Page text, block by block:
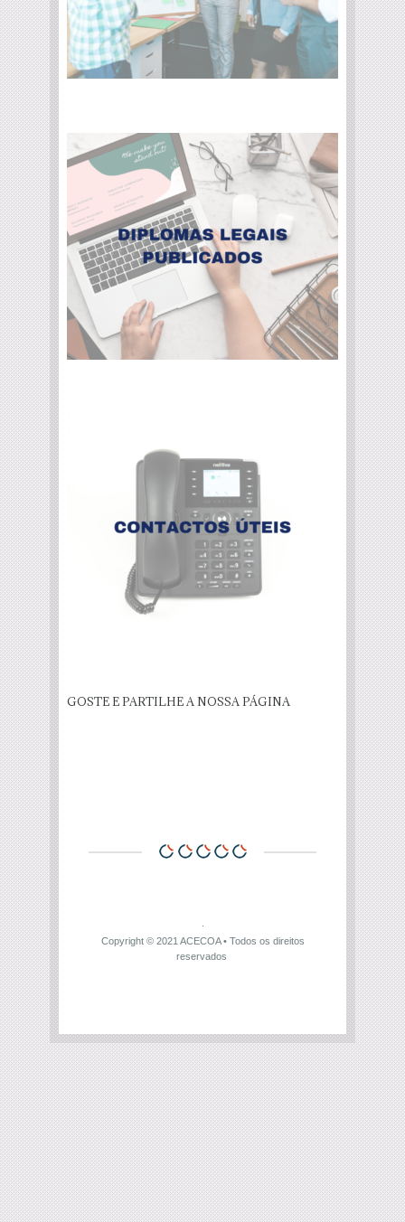
GOSTE E PARTILHE A NOSSA PÁGINA
Copyright © 2021 ACECOA• Todos os direitos
reservados